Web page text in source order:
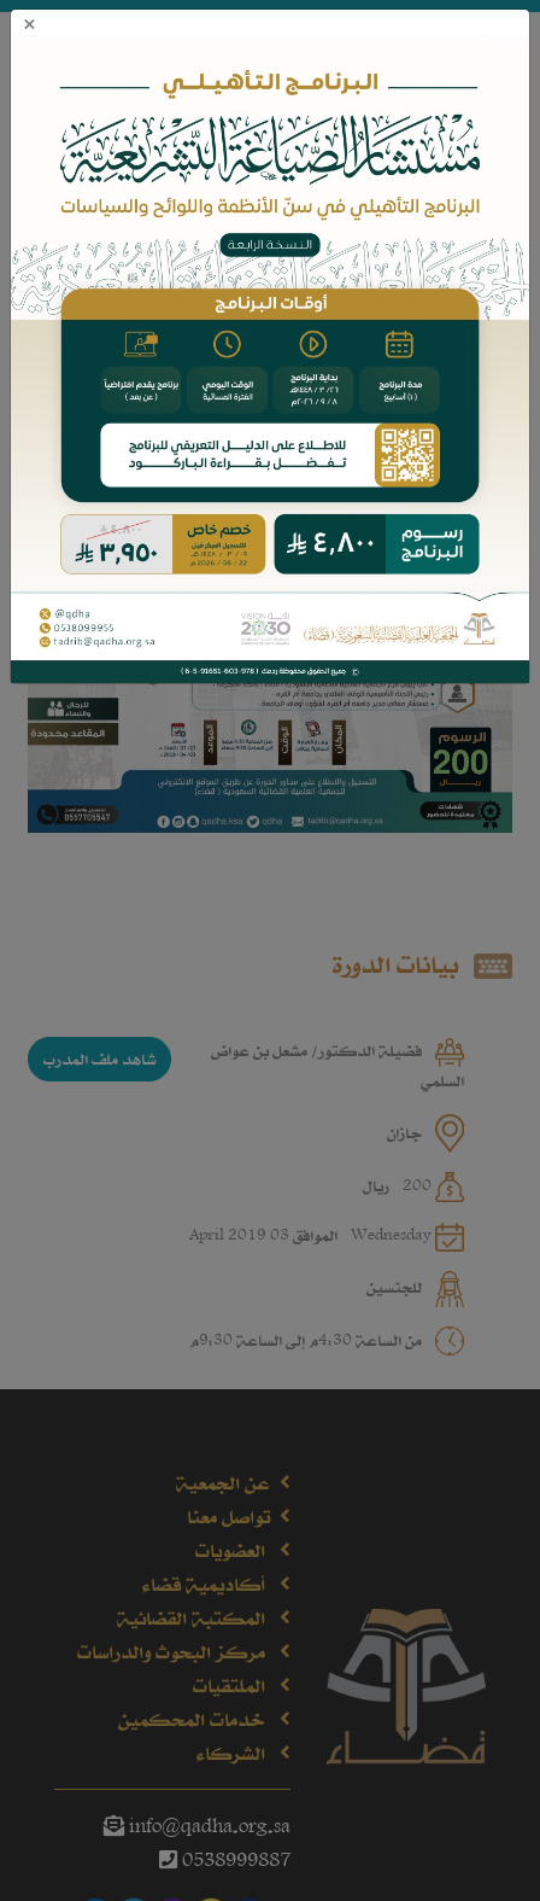
الصياغة الوقفية
محاور الدورة
• ضوابط الصياغة الوقفية.
• العناصر الأساسية في الصياغة الوقفية.
• الصيغة الصحيحة لتعيين النظار.
• الصيغ الصحيحة لمصارف الوقف.
• إشكاليات الصياغة.
• الاستثمار في الأوقاف.
• نماذج من الأوقاف.
بيانات الدورة
فضيلة الدكتور/ مشعل بن عواض
السلمي
شاهد ملف المدرب
جازان
200 ريال
Wednesday الموافق 03 April 2019
للجنسين
من الساعة 4:30م إلى الساعة 9:30م
عن الجمعية
تواصل معنا
العضويات
أكاديمية قضاء
المكتبة القضائية
مركز البحوث والدراسات
الملتقيات
خدمات المحكمين
الشركاء
info@qadha.org.sa
0538999887
×